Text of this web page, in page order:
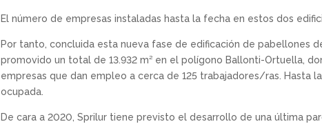
El número de empresas instaladas hasta la fecha en estos dos
Por tanto, concluida esta nueva fase de edificación de pabellones
promovido un total de 13.932 m² en el polígono Ballonti-Ortuella,
empresas que dan empleo a cerca de 125 trabajadores/ras. Hasta
ocupada.
De cara a 2020, Sprilur tiene previsto el desarrollo de una última